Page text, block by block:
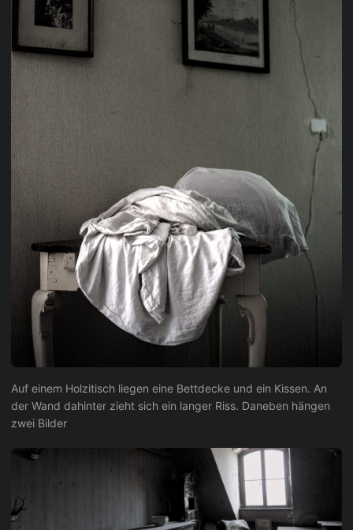
Auf einem Holzitisch liegen eine Bettdecke und ein Kissen. An
der Wand dahinter zieht sich ein langer Riss. Daneben hängen
zwei Bilder